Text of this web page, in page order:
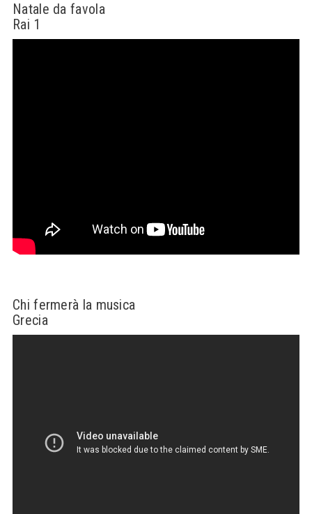
Natale da favola
Rai 1
Chi fermerà la musica
Grecia